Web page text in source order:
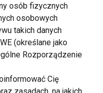
bardzo dobrze!
ostrożnie i
To jakich twój
osób fizycznych
osobowych
takich danych
(określane jako
Rozporządzenie
Cię